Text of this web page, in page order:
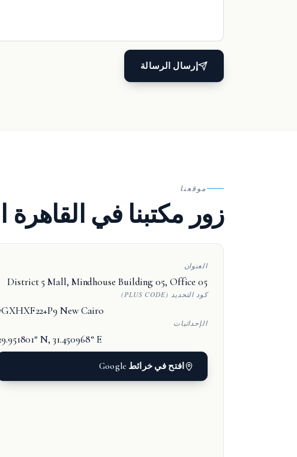
إرسال الرسالة
موقعنا
زور مكتبنا في القاهرة
العنوان
District 5 Mall, Mindhouse Building 05, Office 05
كود التحديد (PLUS CODE)
New Cairo
الإحداثيات
N, 31.450968° E
افتح في خرائط Google